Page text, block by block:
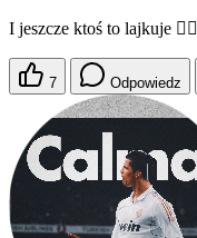
I jeszcze ktoś to lajkuje 🙆‍♂️
7 Odpowiedz